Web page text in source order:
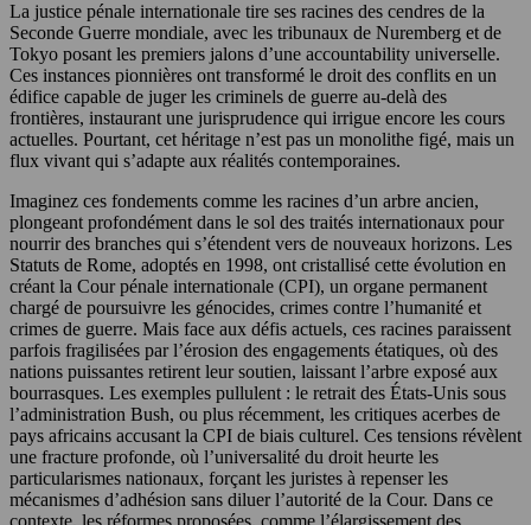
La justice pénale internationale tire ses racines des cendres de la
Seconde Guerre mondiale, avec les tribunaux de Nuremberg et de
Tokyo posant les premiers jalons d’une accountability universelle.
Ces instances pionnières ont transformé le droit des conflits en un
édifice capable de juger les criminels de guerre au-delà des
frontières, instaurant une jurisprudence qui irrigue encore les cours
actuelles. Pourtant, cet héritage n’est pas un monolithe figé, mais un
flux vivant qui s’adapte aux réalités contemporaines.
Imaginez ces fondements comme les racines d’un arbre ancien,
plongeant profondément dans le sol des traités internationaux pour
nourrir des branches qui s’étendent vers de nouveaux horizons. Les
Statuts de Rome, adoptés en 1998, ont cristallisé cette évolution en
créant la Cour pénale internationale (CPI), un organe permanent
chargé de poursuivre les génocides, crimes contre l’humanité et
crimes de guerre. Mais face aux défis actuels, ces racines paraissent
parfois fragilisées par l’érosion des engagements étatiques, où des
nations puissantes retirent leur soutien, laissant l’arbre exposé aux
bourrasques. Les exemples pullulent : le retrait des États-Unis sous
l’administration Bush, ou plus récemment, les critiques acerbes de
pays africains accusant la CPI de biais culturel. Ces tensions révèlent
une fracture profonde, où l’universalité du droit heurte les
particularismes nationaux, forçant les juristes à repenser les
mécanismes d’adhésion sans diluer l’autorité de la Cour. Dans ce